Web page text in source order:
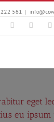
561 |
Twitter
eget
eu ipsum